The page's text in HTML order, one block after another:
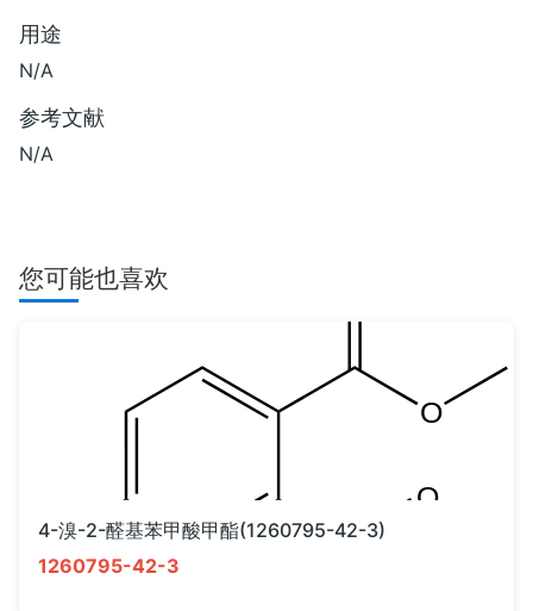
用途
N/A
参考文献
N/A
您可能也喜欢
4-溴-2-醛基苯甲酸甲酯(1260795-42-3)
1260795-42-3